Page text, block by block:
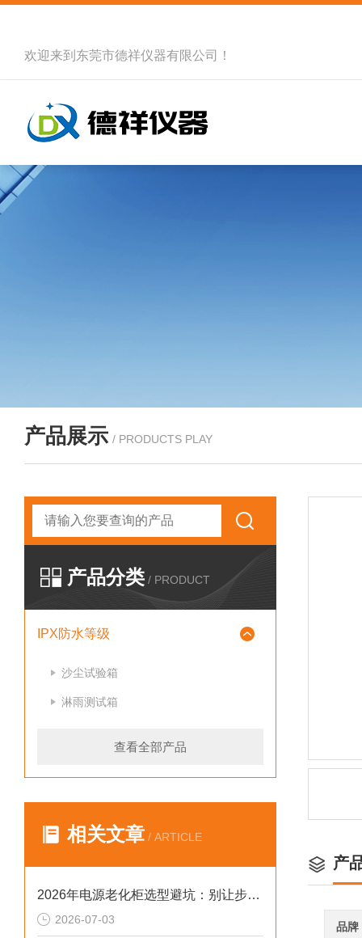
欢迎来到 东莞市德祥仪器有限公司 ！
产品展示 / PRODUCTS PLAY
产品分类 / PRODUCT
IPX防水等级
沙尘试验箱
淋雨测试箱
查看全部产品
相关文章 / ARTICLE
2026年电源老化柜选型避坑：别让步进低配拖累审核与数据
2026-07-03
产
品牌